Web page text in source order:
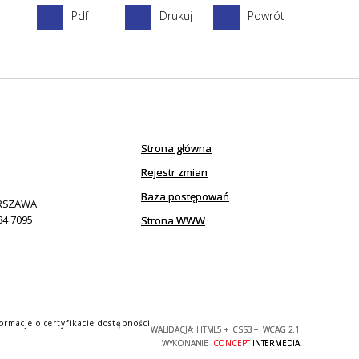
Pdf Drukuj Powrót
7095
Strona główna
Rejestr zmian
Baza postępowań
Strona WWW
o certyfikacie dostępności
WALIDACJA: HTML5 + CSS3 + WCAG 2.1
WYKONANIE CONCEPTINTERMEDIA